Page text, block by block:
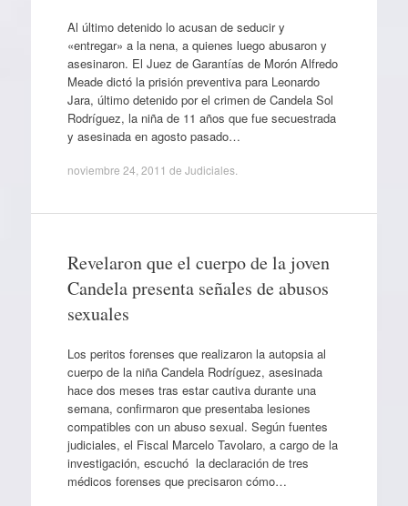
Al último detenido lo acusan de seducir y
«entregar» a la nena, a quienes luego abusaron y
asesinaron. El Juez de Garantías de Morón Alfredo
Meade dictó la prisión preventiva para Leonardo
Jara, último detenido por el crimen de Candela Sol
Rodríguez, la niña de 11 años que fue secuestrada
y asesinada en agosto pasado…
noviembre 24, 2011 de Judiciales.
Revelaron que el cuerpo de la joven
Candela presenta señales de abusos
sexuales
Los peritos forenses que realizaron la autopsia al
cuerpo de la niña Candela Rodríguez, asesinada
hace dos meses tras estar cautiva durante una
semana, confirmaron que presentaba lesiones
compatibles con un abuso sexual. Según fuentes
judiciales, el Fiscal Marcelo Tavolaro, a cargo de la
investigación, escuchó la declaración de tres
médicos forenses que precisaron cómo…